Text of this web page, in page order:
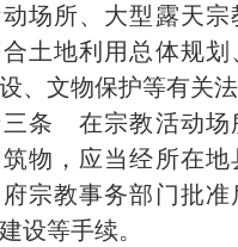
场所、大型露天宗
土地利用总体规划
、文物保护等有关法
三条 在宗教活动场
物，应当经所在
府宗教事务部门批准
设等手续。